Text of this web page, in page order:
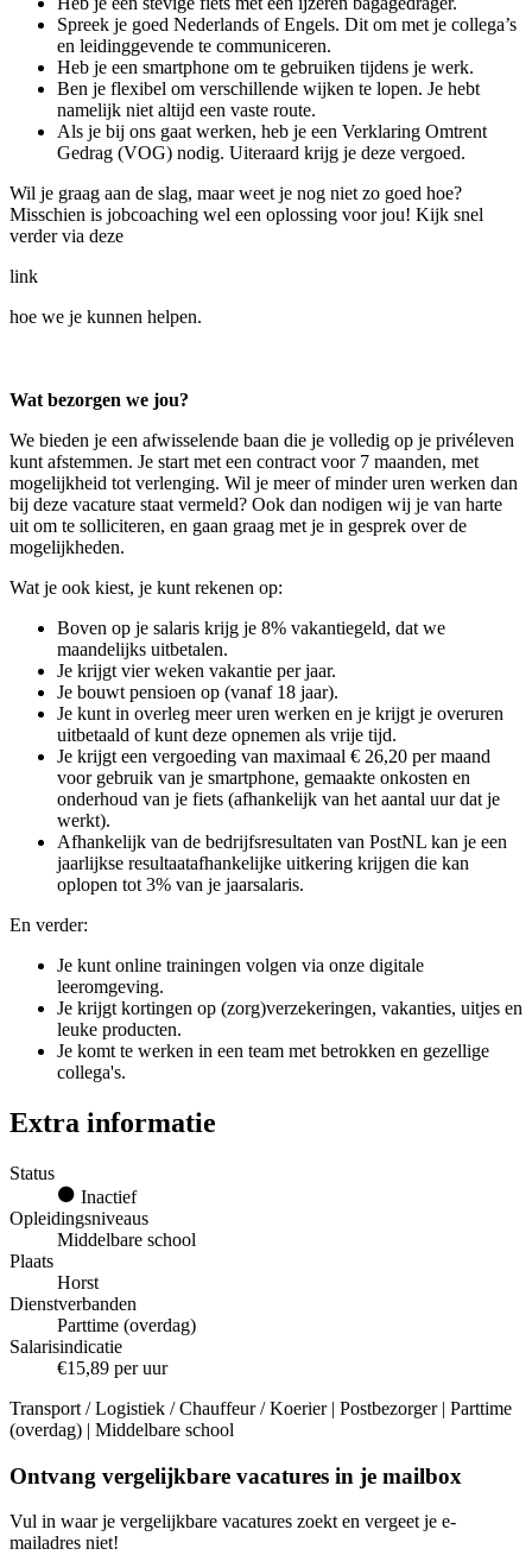
Spreek je goed Nederlands of Engels. Dit om met je collega’s
en leidinggevende te communiceren.
Heb je een smartphone om te gebruiken tijdens je werk.
Ben je flexibel om verschillende wijken te lopen. Je hebt
namelijk niet altijd een vaste route.
Als je bij ons gaat werken, heb je een Verklaring Omtrent
Gedrag (VOG) nodig. Uiteraard krijg je deze vergoed.
Wil je graag aan de slag, maar weet je nog niet zo goed hoe?
Misschien is jobcoaching wel een oplossing voor jou! Kijk snel
verder via deze
link
hoe we je kunnen helpen.
Wat bezorgen we jou?
We bieden je een afwisselende baan die je volledig op je privéleven
kunt afstemmen. Je start met een contract voor 7 maanden, met
mogelijkheid tot verlenging. Wil je meer of minder uren werken dan
bij deze vacature staat vermeld? Ook dan nodigen wij je van harte
uit om te solliciteren, en gaan graag met je in gesprek over de
mogelijkheden.
Wat je ook kiest, je kunt rekenen op:
Boven op je salaris krijg je 8% vakantiegeld, dat we
maandelijks uitbetalen.
Je krijgt vier weken vakantie per jaar.
Je bouwt pensioen op (vanaf 18 jaar).
Je kunt in overleg meer uren werken en je krijgt je overuren
uitbetaald of kunt deze opnemen als vrije tijd.
Je krijgt een vergoeding van maximaal € 26,20 per maand
voor gebruik van je smartphone, gemaakte onkosten en
onderhoud van je fiets (afhankelijk van het aantal uur dat je
werkt).
Afhankelijk van de bedrijfsresultaten van PostNL kan je een
jaarlijkse resultaatafhankelijke uitkering krijgen die kan
oplopen tot 3% van je jaarsalaris.
En verder:
Je kunt online trainingen volgen via onze digitale
leeromgeving.
Je krijgt kortingen op (zorg)verzekeringen, vakanties, uitjes en
leuke producten.
Je komt te werken in een team met betrokken en gezellige
collega's.
Extra informatie
Status
Inactief
Opleidingsniveaus
Middelbare school
Plaats
Horst
Dienstverbanden
Parttime (overdag)
Salarisindicatie
€15,89 per uur
Transport / Logistiek / Chauffeur / Koerier | Postbezorger | Parttime
(overdag) | Middelbare school
Ontvang vergelijkbare vacatures in je mailbox
Vul in waar je vergelijkbare vacatures zoekt en vergeet je e-
mailadres niet!